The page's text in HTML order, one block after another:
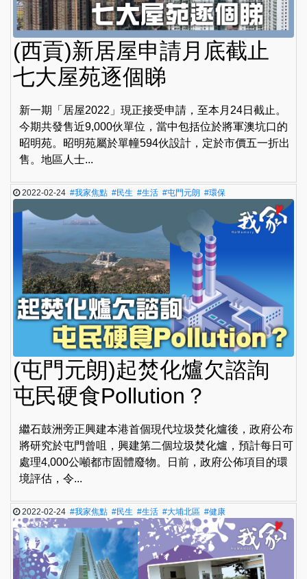
(西貢)新居屋申請月底截止
七大屋苑逐個睇
新一期「居屋2022」現正接受申請，至本月24日截止。
今期共發售近9,000伙單位，當中包括位於將軍澳坑口的
昭明苑。昭明苑屬於單幢594伙設計，定於市價五一折出
售。地區人士...
2022-02-24#我家焦點 #民生 #生活 #屯門元朗 #環保
(屯門元朗)起焚化爐欠諮詢
屯民硬食Pollution？
繼石鼓洲旁正興建本港首個現代垃圾焚化爐後，政府公布
將研究於屯門曾咀，興建第二個垃圾焚化爐，預計每日可
處理4,000公噸都市固體廢物。日前，政府公佈項目的環
境評估，令...
2022-02-24#我家焦點 #民生 #生活 #大埔北區 #健康